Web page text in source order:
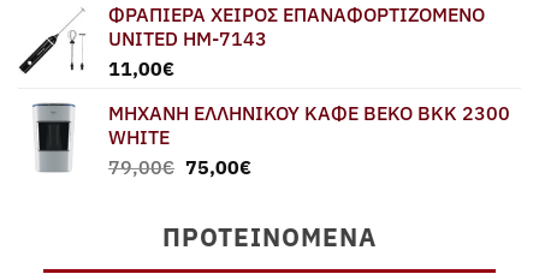
ΦΡΑΠΙΕΡΑ ΧΕΙΡΟΣ ΕΠΑΝΑΦΟΡΤΙΖΟΜΕΝΟ
UNITED HM-7143
11,00€
ΜΗΧΑΝΗ ΕΛΛΗΝΙΚΟΥ ΚΑΦΕ BEKO BKK 2300
WHITE
79,00€ Original
79,00€.
75,00€Η
είναι:
75,00€.
ΠΡΟΤΕΙΝΌΜΕΝΑ